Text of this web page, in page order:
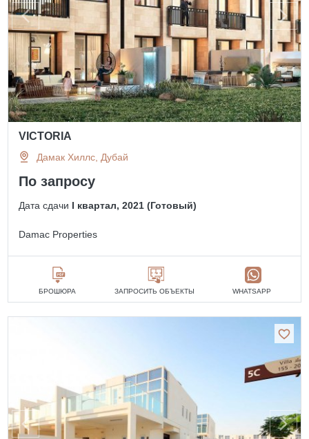
VICTORIA
Дамак Хиллс, Дубай
По запросу
Дата сдачи I квартал, 2021 (Готовый)
Damac Properties
БРОШЮРА ЗАПРОСИТЬ ОБЪЕКТЫ WHATSAPP